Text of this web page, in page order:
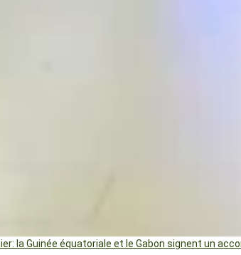
la Guinée équatoriale et le Gabon signent un